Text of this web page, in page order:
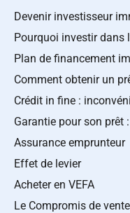
Devenir investisseur
Pourquoi investir dans
Plan de financement
Comment obtenir un
Crédit in fine :
Garantie pour son prêt
Assurance emprunteur
Effet de levier
Acheter en VEFA
Le Compromis de vente